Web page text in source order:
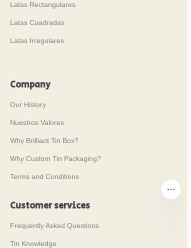
Latas Rectangulares
Latas Cuadradas
Latas Irregulares
Company
Our History
Nuestros Valores
Why Brilliant Tin Box?
Why Custom Tin Packaging?
Terms and Conditions
Customer services
Frequently Asked Questions
Tin Knowledge
ES